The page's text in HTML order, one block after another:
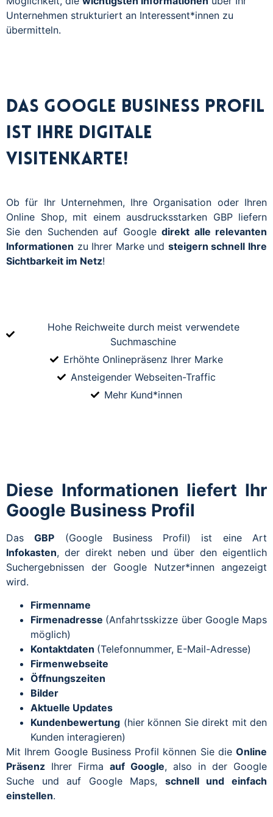
Unternehmen strukturiert an Interessent*innen zu
übermitteln.
Das Google Business Profil
ist Ihre digitale
Visitenkarte!
Ob für Ihr Unternehmen, Ihre Organisation oder Ihren
Online Shop, mit einem ausdrucksstarken GBP liefern
Sie den Suchenden auf Googledirekt alle relevanten
Informationen zu Ihrer Marke und steigern schnell Ihre
Sichtbarkeit im Netz!
Hohe Reichweite durch meist verwendete
Suchmaschine
Erhöhte Onlinepräsenz Ihrer Marke
Ansteigender Webseiten-Traffic
Mehr Kund*innen
Diese Informationen liefert Ihr
Google Business Profil
DasGBP (Google Business Profil) ist eine Art
Infokasten, der direkt neben und über den eigentlich
Suchergebnissen der Google Nutzer*innen angezeigt
wird.
Firmenname
Firmenadresse (Anfahrtsskizze über Google Maps
möglich)
Kontaktdaten (Telefonnummer, E-Mail-Adresse)
Firmenwebseite
Öffnungszeiten
Bilder
Aktuelle Updates
Kundenbewertung (hier können Sie direkt mit den
Kunden interagieren)
Mit Ihrem Google Business Profil können Sie die Online
Präsenz Ihrer Firma auf Google, also in der Google
Suche und auf Google Maps, schnell und einfach
einstellen.